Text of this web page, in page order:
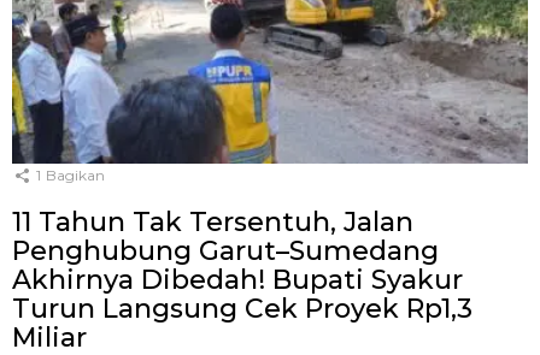
1 Bagikan
11 Tahun Tak Tersentuh, Jalan
Penghubung Garut–Sumedang
Akhirnya Dibedah! Bupati Syakur
Turun Langsung Cek Proyek Rp1,3
Miliar